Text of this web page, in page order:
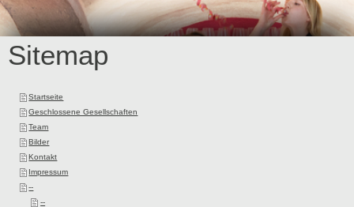
Sitemap
Startseite
Geschlossene Gesellschaften
Team
Bilder
Kontakt
Impressum
--
--